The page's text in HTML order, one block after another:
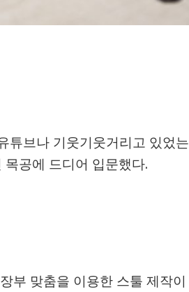
튜브나 기웃기웃거리고 있었는
공에 드디어 입문했다.
부 맞춤을 이용한 스툴 제작이